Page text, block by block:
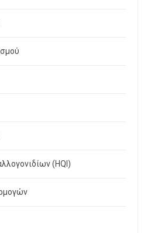
(HQI)